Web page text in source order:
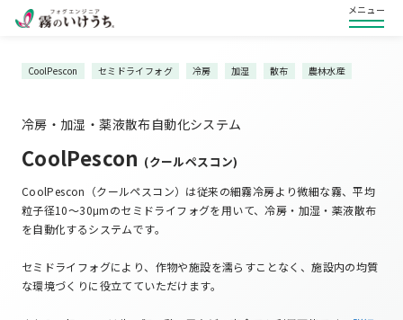
メニュー
CoolPescon セミドライフォグ 冷房 加湿 散布 農林水産
冷房・加湿・薬液散布自動化システム
CoolPescon (クールペスコン)
CoolPescon（クールペスコン）は従来の細霧冷房より微細な霧、平均
粒子径10～30μmのセミドライフォグを用いて、冷房・加湿・薬液散布
を自動化するシステムです。
セミドライフォグにより、作物や施設を濡らすことなく、施設内の均質
な環境づくりに役立てていただけます。